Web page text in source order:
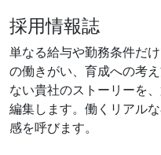
採用情報誌
単なる給与や勤務条件だ
の働きがい、育成への考
ない貴社のストーリーを
編集します。働くリアル
感を呼びます。